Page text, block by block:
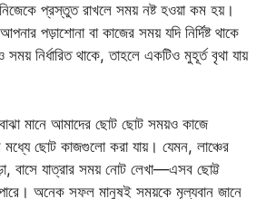
প্রস্তুত রাখলে সময় নষ্ট হওয়া কম হয়।
পড়াশোনা বা কাজের সময় যদি নির্দিষ্ট থাকে
নির্ধারিত থাকে, তাহলে একটিও মুহূর্ত বৃথা যায়
মানে আমাদের ছোট ছোট সময়ও কাজে
মধ্যে ছোট কাজগুলো করা যায়। যেমন, লাঞ্চের
বাসে যাত্রার সময় নোট লেখা—এসব ছোট্ট
অনেক সফল মানুষই সময়কে মূল্যবান জানে